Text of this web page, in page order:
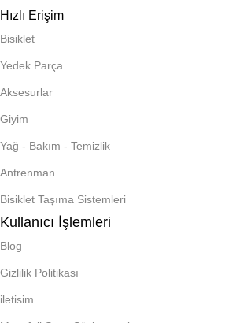
Hızlı Erişim
Bisiklet
Yedek Parça
Aksesurlar
Giyim
Yağ - Bakım - Temizlik
Antrenman
Bisiklet Taşıma Sistemleri
Kullanıcı İşlemleri
Blog
Gizlilik Politikası
iletisim